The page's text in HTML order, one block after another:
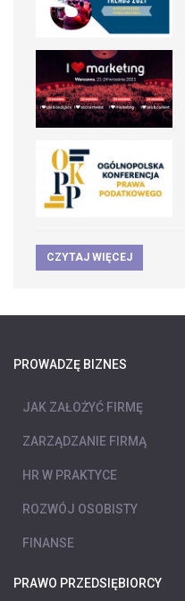
CZYTAJ WIĘCEJ
PROWADZĘ BIZNES
JAK ZAŁOŻYĆ FIRMĘ
ZARZĄDZANIE FIRMĄ
HR W PRAKTYCE
ROZWÓJ OSOBISTY
FINANSE
PRAWO PRZEDSIĘBIORCY